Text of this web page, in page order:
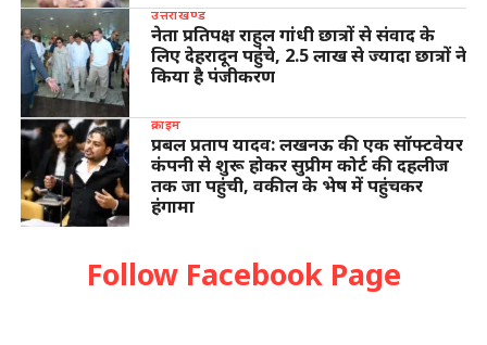
उत्तराखण्ड
नेता प्रतिपक्ष राहुल गांधी छात्रों से संवाद के
लिए देहरादून पहुंचे, 2.5 लाख से ज्यादा छात्रों ने
किया है पंजीकरण
क्राइम
प्रबल प्रताप यादव: लखनऊ की एक सॉफ्टवेयर
कंपनी से शुरू होकर सुप्रीम कोर्ट की दहलीज
तक जा पहुंची, वकील के भेष में पहुंचकर
हंगामा
Follow Facebook Page